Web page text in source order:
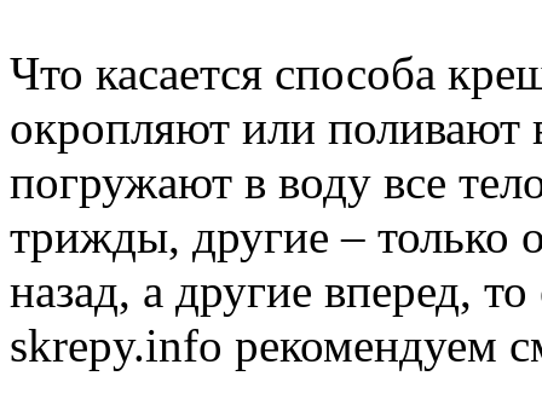
Что касается способа
окропляют или поливают
погружают в воду все
трижды, другие – только
назад, а другие вперед,
skrepy.info рекомендуем